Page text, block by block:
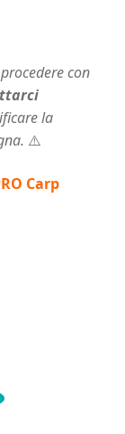
con
la
⚠️
Carp